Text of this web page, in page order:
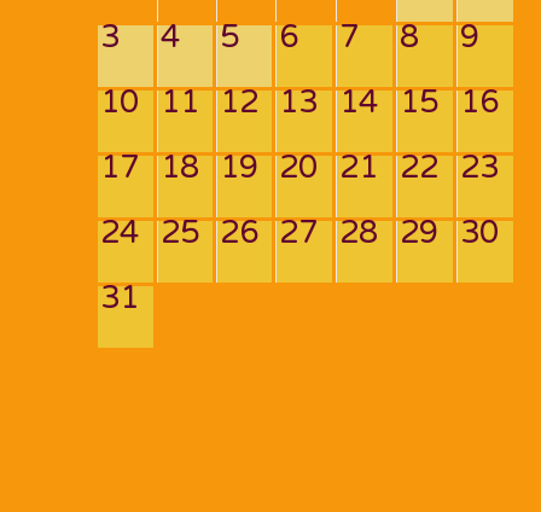
3
4 5 6 7 8
9
10 11 12 13 14 15 16
17 18 19 20 21 22 23
24 25 26 27 28 29 30
31